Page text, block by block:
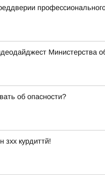
Министерства
об опасности?
зхх курдиттй!